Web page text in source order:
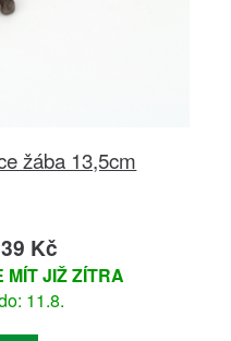
žába 13,5cm
Kč
MÍT JIŽ ZÍTRA
11.8.